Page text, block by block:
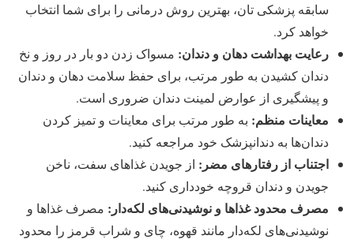
سابقه پزشکی تان، بهترین روش درمانی را برای شما انتخاب
خواهد کرد.
رعایت بهداشت دهان و دندان: مسواک زدن دو بار در روز و نخ
دندان کشیدن به طور مرتب، برای حفظ سلامت دهان و دندان
و پیشگیری از عوارض لمینت دندان ضروری است.
معاینات منظم: به طور مرتب برای معاینات و تمیز کردن
دندان‌ها به دندانپزشک خود مراجعه کنید.
اجتناب از رفتارهای مضر: از جویدن غذاهای سفت، ناخن
جویدن و دندان قروچه خودداری کنید.
مصرف محدود غذاها و نوشیدنی‌های لکه‌دار: مصرف غذاها و
نوشیدنی‌های لکه‌دار مانند قهوه، چای و شراب قرمز را محدود